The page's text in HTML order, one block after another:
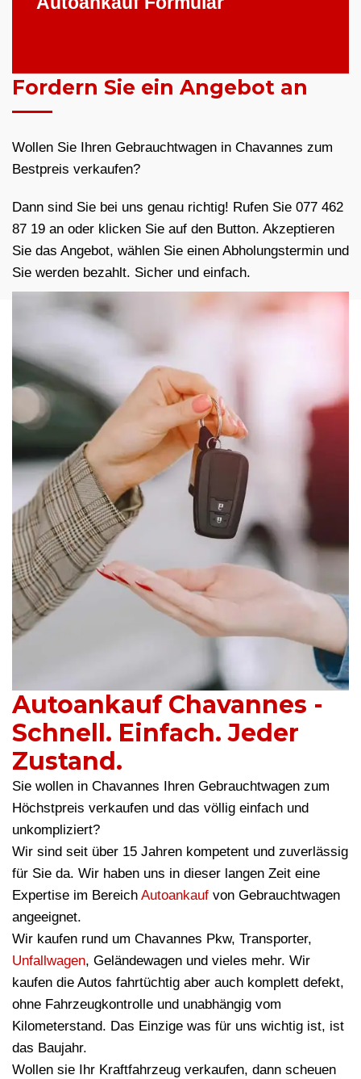
Fordern Sie ein Angebot an
Wollen Sie Ihren Gebrauchtwagen in Chavannes zum
Bestpreis verkaufen?
Dann sind Sie bei uns genau richtig! Rufen Sie 077 462
87 19 an oder klicken Sie auf den Button. Akzeptieren
Sie das Angebot, wählen Sie einen Abholungstermin und
Sie werden bezahlt. Sicher und einfach.
Autoankauf Chavannes -
Schnell. Einfach. Jeder
Zustand.
Sie wollen in Chavannes Ihren Gebrauchtwagen zum
Höchstpreis verkaufen und das völlig einfach und
unkompliziert?
Wir sind seit über 15 Jahren kompetent und zuverlässig
für Sie da. Wir haben uns in dieser langen Zeit eine
Expertise im Bereich Autoankauf von Gebrauchtwagen
angeeignet.
Wir kaufen rund um Chavannes Pkw, Transporter,
Unfallwagen, Geländewagen und vieles mehr. Wir
kaufen die Autos fahrtüchtig aber auch komplett defekt,
ohne Fahrzeugkontrolle und unabhängig vom
Kilometerstand. Das Einzige was für uns wichtig ist, ist
das Baujahr.
Wollen sie Ihr Kraftfahrzeug verkaufen, dann scheuen